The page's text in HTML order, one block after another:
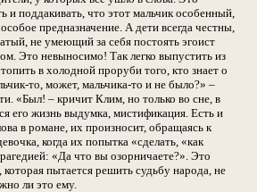
и поддакивать, что этот мальчик особенный,
предназначение. А дети всегда честны,
не умеющий за себя постоять эгоист
Это невыносимо! Так легко выпустить из
в холодной проруби того, кто знает о
то, может, мальчика-то и не было?» –
«Был! – кричит Клим, но только во сне, в
его жизнь выдумка, мистификация. Есть и
в романе, их произносит, обращаясь к
когда их попытка «сделать, «как
«Да что вы озорничаете?». Это
пытается решить судьбу народа, не
ли это ему.